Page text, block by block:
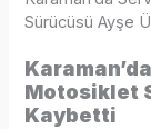
Sürücüsü Ayşe
Motosiklet
Kaybetti